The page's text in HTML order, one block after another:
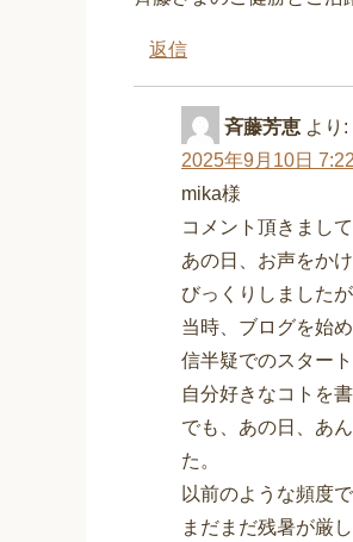
返信
斉藤芳恵 より:
2025年9月10日
mika様
コメント頂きまし
あの日、お声をか
びっくりしました
当時、ブログを始
信半疑でのスタート
自分好きなコトを
でも、あの日、あ
た。
以前のような頻度
まだまだ残暑が厳